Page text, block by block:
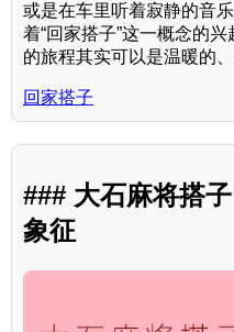
或是在车里听着寂静的音
着“回家搭子”这一概念的
的旅程其实可以是温暖的、
回家搭子
### 大石麻将搭
象征